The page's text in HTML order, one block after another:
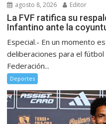
agosto 8, 2026 Editor
La FVF ratifica su
Infantino ante la
Especial.- En un momento
deliberaciones para el fútbol
Federación...
Deportes